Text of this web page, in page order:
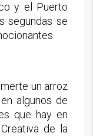
y el Puerto
segundas se
un arroz
algunos de
que hay en
de la